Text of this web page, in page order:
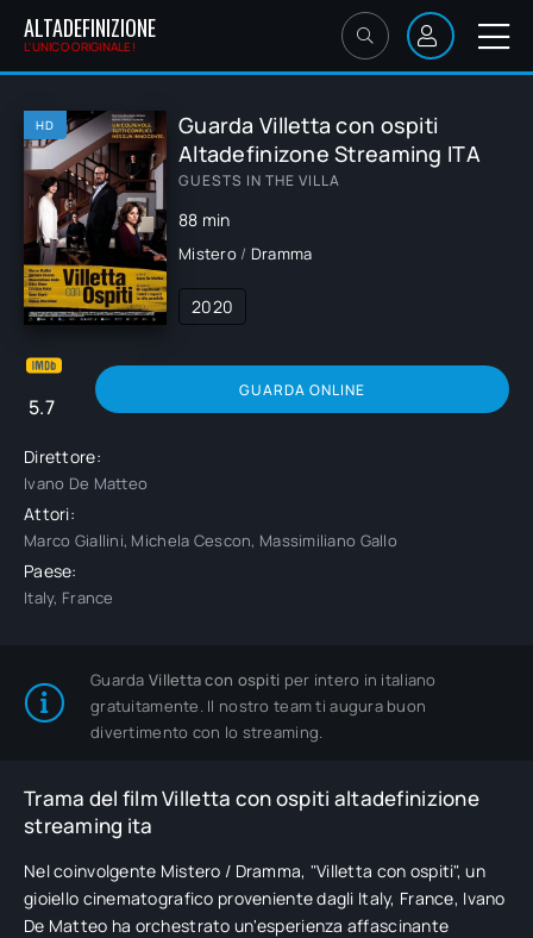
ALTADEFINIZIONE
L'UNICO ORIGINALE!
HD
Guarda Villetta con ospiti
Altadefinizone Streaming ITA
GUESTS IN THE VILLA
88 min
Mistero/ Dramma
2020
5.7
GUARDA ONLINE
Direttore:
Ivano De Matteo
Attori:
Marco Giallini, Michela Cescon, Massimiliano Gallo
Paese:
Italy, France
Guarda Villetta con ospiti per intero in italiano
gratuitamente. Il nostro team ti augura buon
divertimento con lo streaming.
Trama del film Villetta con ospiti altadefinizione
streaming ita
Nel coinvolgente Mistero / Dramma, "Villetta con ospiti", un
gioiello cinematografico proveniente dagli Italy, France, Ivano
De Matteo ha orchestrato un'esperienza affascinante